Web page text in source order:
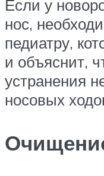
Если у
нос,
педиатру,
и объяснит,
устранения
носовых